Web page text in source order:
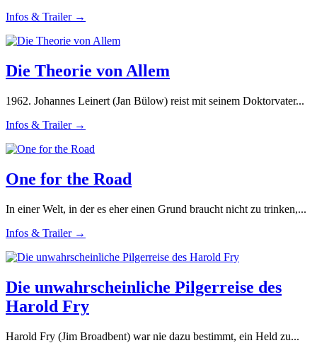
Infos & Trailer →
Die Theorie von Allem
1962. Johannes Leinert (Jan Bülow) reist mit seinem Doktorvater...
Infos & Trailer →
One for the Road
In einer Welt, in der es eher einen Grund braucht nicht zu trinken,...
Infos & Trailer →
Die unwahrscheinliche Pilgerreise des
Harold Fry
Harold Fry (Jim Broadbent) war nie dazu bestimmt, ein Held zu...